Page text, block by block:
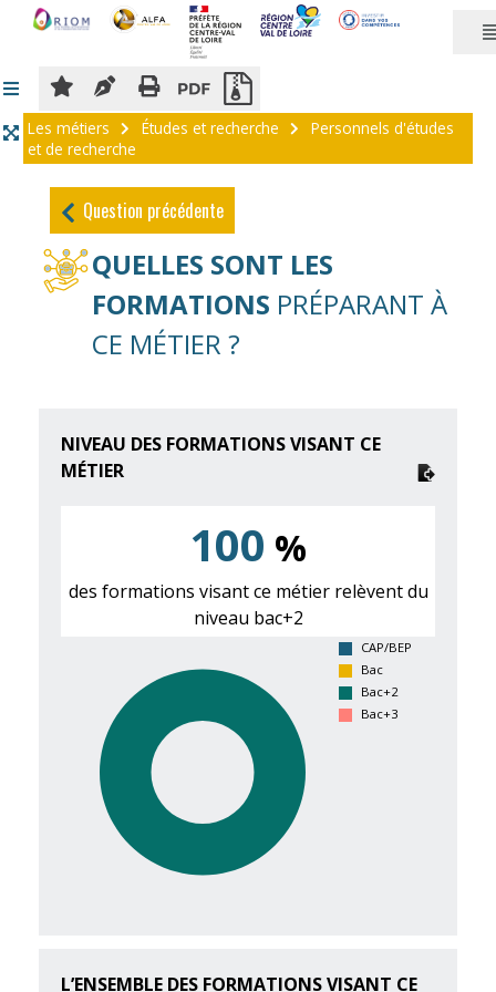
Les métiers Études et recherche
Personnels d'études
et de recherche
Question précédente
QUELLES SONT LES
FORMATIONS PRÉPARANT À
CE MÉTIER ?
NIVEAU DES FORMATIONS VISANT CE
MÉTIER
100 %
des formations visant ce métier relèvent du
niveau bac+2
CAP/BEP
Bac
Bac+2
Bac+3
L’ENSEMBLE DES FORMATIONS VISANT CE
Panneau de gestion des cookies